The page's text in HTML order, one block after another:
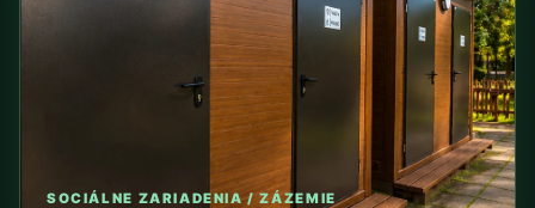
SOCIÁLNE ZARIADENIA / ZÁZEMIE